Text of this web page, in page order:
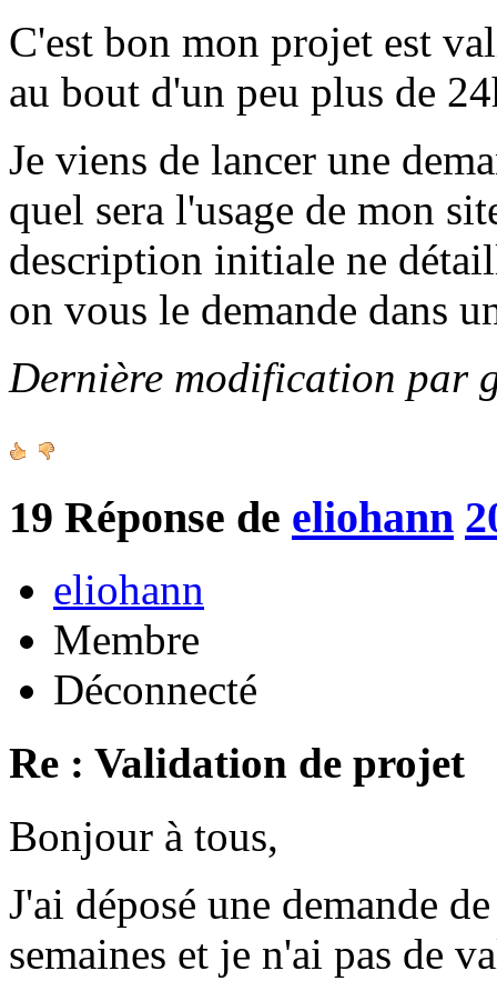
C'est bon mon projet est
au bout d'un peu plus de
Je viens de lancer une
quel sera l'usage de mon
description initiale ne
on vous le demande dans
Dernière modification par
19 Réponse de eliohann
eliohann
Membre
Déconnecté
Re : Validation de projet
Bonjour à tous,
J'ai déposé une demande
semaines et je n'ai pas de